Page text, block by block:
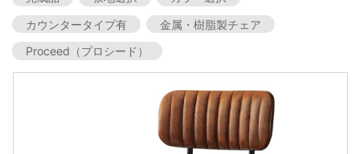
カウンタータイプ有
金属・樹脂製チェア
Proceed（プロシード）